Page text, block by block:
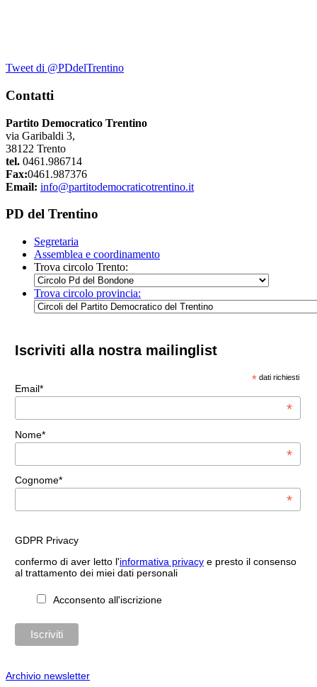
Tweet di @PDdelTrentino
Contatti
Partito Democratico Trentino
via Garibaldi 3,
38122 Trento
tel. 0461.986714
Fax:0461.987376
Email: info@partitodemocraticotrentino.it
PD del Trentino
Segretaria
Assemblea e coordinamento
Trova circolo Trento:
Trova circolo provincia:
Iscriviti alla nostra mailinglist
* dati richiesti
Email*
*
Nome*
*
Cognome*
*
GDPR Privacy
confermo di aver letto l'informativa privacye presto il consenso
al trattamento dei miei dati personali
Acconsento all'iscrizione
Archivio newsletter